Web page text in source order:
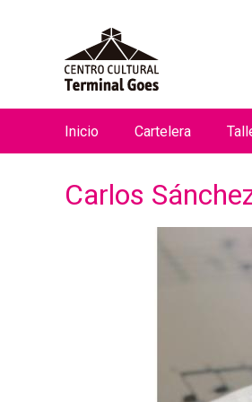
Carlos
n
Inicio Cartelera